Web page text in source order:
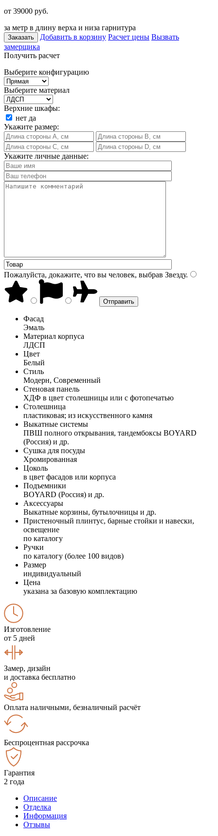
от 39000 руб.
за метр в длину верха и низа гарнитура
Заказать Добавить в корзину Расчет цены Вызвать
замерщика
Получить расчет
Выберите конфигурацию
Выберите материал
Верхние шкафы:
нет да
Укажите размер:
Укажите личные данные:
Пожалуйста, докажите, что вы человек, выбрав Звезду.
Фасад
Эмаль
Материал корпуса
ЛДСП
Цвет
Белый
Стиль
Модерн, Современный
Стеновая панель
ХДФ в цвет столешницы или с фотопечатью
Столешница
пластиковая; из искусственного камня
Выкатные системы
ПВШ полного открывания, тандембоксы BOYARD
(Россия) и др.
Сушка для посуды
Хромированная
Цоколь
в цвет фасадов или корпуса
Подъемники
BOYARD (Россия) и др.
Аксессуары
Выкатные корзины, бутылочницы и др.
Пристеночный плинтус, барные стойки и навески,
освещение
по каталогу
Ручки
по каталогу (более 100 видов)
Размер
индивидуальный
Цена
указана за базовую комплектацию
Изготовление
от 5 дней
Замер, дизайн
и доставка бесплатно
Оплата наличными, безналичный расчёт
Беспроцентная рассрочка
Гарантия
2 года
Описание
Отделка
Информация
Отзывы